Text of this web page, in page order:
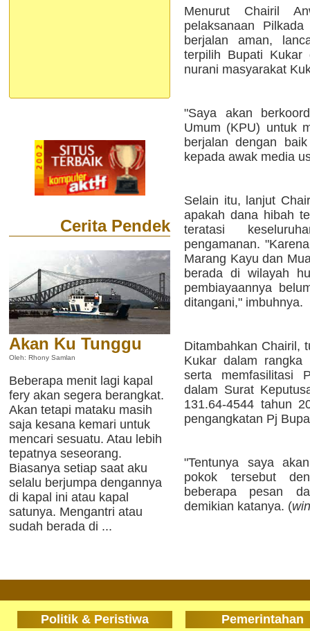
Cerita Pendek
Akan Ku Tunggu
Oleh: Rhony Samlan
Beberapa menit lagi kapal
fery akan segera berangkat.
Akan tetapi mataku masih
saja kesana kemari untuk
mencari sesuatu. Atau lebih
tepatnya seseorang.
Biasanya setiap saat aku
selalu berjumpa dengannya
di kapal ini atau kapal
satunya. Mengantri atau
sudah berada di ...
Menurut Chairil
pelaksanaan
berjalan aman,
terpilih Bupati Kukar
nurani masyarakat
"Saya akan
Umum (KPU) untuk
berjalan dengan
kepada awak media
Selain itu, lanjut
apakah dana hibah
teratasi
pengamanan.
Marang Kayu dan
berada di wilayah
pembiayaannya
ditangani," imbuhnya.
Ditambahkan Chairil,
Kukar dalam rangka
serta memfasilitasi
dalam Surat
131.64-4544 tahun
pengangkatan Pj
"Tentunya saya
pokok tersebut
beberapa pesan
demikian katanya. (win
Politik & Peristiwa Pemerintahan